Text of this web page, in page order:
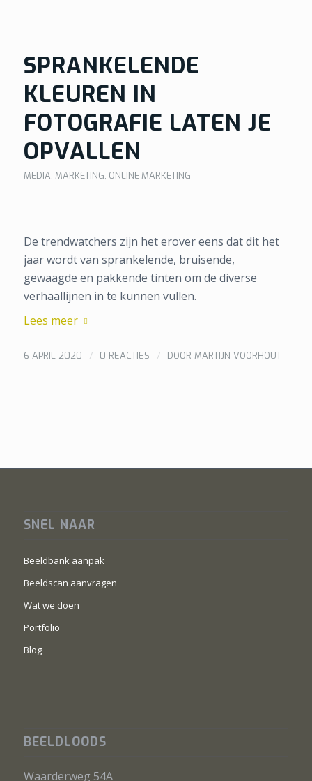
SPRANKELENDE
KLEUREN IN
FOTOGRAFIE LATEN JE
OPVALLEN
MEDIA, MARKETING, ONLINE MARKETING
De trendwatchers zijn het erover eens dat dit het
jaar wordt van sprankelende, bruisende,
gewaagde en pakkende tinten om de diverse
verhaallijnen in te kunnen vullen.
Lees meer
6 APRIL 2020 / 0 REACTIES / DOOR MARTIJN VOORHOUT
SNEL NAAR
Beeldbank aanpak
Beeldscan aanvragen
Wat we doen
Portfolio
Blog
BEELDLOODS
Waarderweg 54A